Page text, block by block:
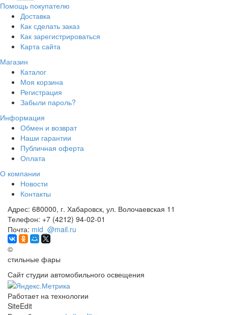
Помощь покупателю
Доставка
Как сделать заказ
Как зарегистрироваться
Карта сайта
Магазин
Каталог
Моя корзина
Регистрация
Забыли пароль?
Информация
Обмен и возврат
Наши гарантии
Публичная оферта
Оплата
О компании
Новости
Контакты
Адрес: 680000, г. Хабаровск, ул. Волочаевская 11
Телефон: +7 (4212) 94-02-01
Почта: mid_@mail.ru
©
стильные фары
Сайт студии автомобильного освещения
Работает на технологии
SiteEdit